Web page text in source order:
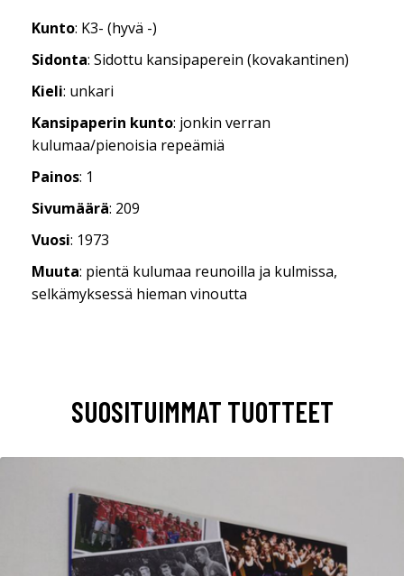
Kunto: K3- (hyvä -)
Sidonta: Sidottu kansipaperein (kovakantinen)
Kieli: unkari
Kansipaperin kunto: jonkin verran
kulumaa/pienoisia repeämiä
Painos: 1
Sivumäärä: 209
Vuosi: 1973
Muuta: pientä kulumaa reunoilla ja kulmissa,
selkämyksessä hieman vinoutta
SUOSITUIMMAT TUOTTEET